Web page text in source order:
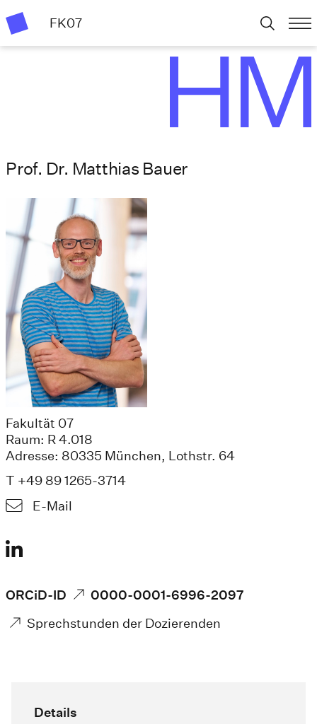
FK07
Prof. Dr. Matthias Bauer
Fakultät 07
Raum: R 4.018
Adresse: 80335 München, Lothstr. 64
T +49 89 1265-3714
E-Mail
ORCiD-ID
0000-0001-6996-2097
Sprechstunden der Dozierenden
Details